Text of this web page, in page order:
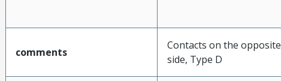
comments
Contacts on the opposite
side, Type D